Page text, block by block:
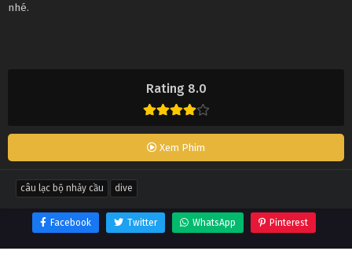
Rating 8.0
Xem Phim
nhé.
câu lạc bộ nhảy cầu dive
Facebook Twitter WhatsApp Pinterest